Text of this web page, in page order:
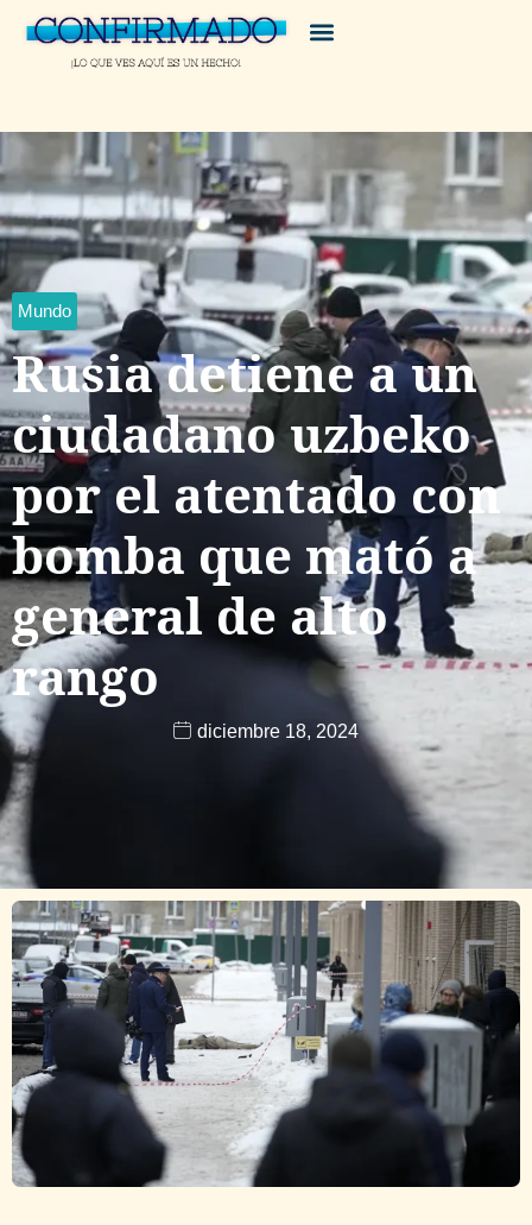
Mundo
Rusia detiene a un
ciudadano uzbeko
por el atentado con
bomba que mató a
general de alto
rango
diciembre 18, 2024